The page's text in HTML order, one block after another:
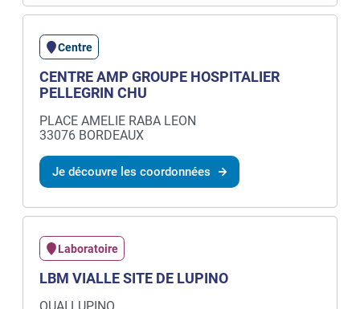
Centre
CENTRE AMP GROUPE HOSPITALIER
PELLEGRIN CHU
PLACE AMELIE RABA LEON
33076 BORDEAUX
Je découvre les coordonnées
Laboratoire
LBM VIALLE SITE DE LUPINO